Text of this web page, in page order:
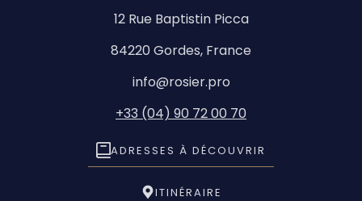
12 Rue Baptistin Picca
84220 Gordes, France
info@rosier.pro
+33 (04) 90 72 00 70
ADRESSES À DÉCOUVRIR
ITINÉRAIRE